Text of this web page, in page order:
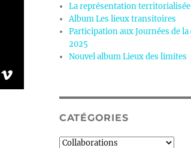
La représentation territorialisée
Album Les lieux transitoires
Participation aux Journées de
2025
Nouvel album Lieux des limites
CATÉGORIES
Catégories